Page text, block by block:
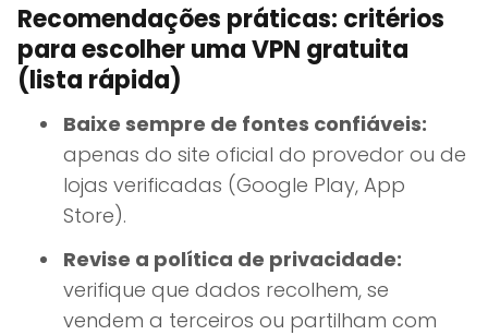
Recomendações práticas: critérios
para escolher uma VPN gratuita
(lista rápida)
Baixe sempre de fontes confiáveis:
apenas do site oficial do provedor ou de
lojas verificadas (Google Play, App
Store).
Revise a política de privacidade:
verifique que dados recolhem, se
vendem a terceiros ou partilham com